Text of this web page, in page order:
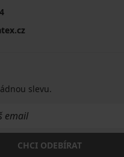
slevu.
CHCI ODEBÍRAT